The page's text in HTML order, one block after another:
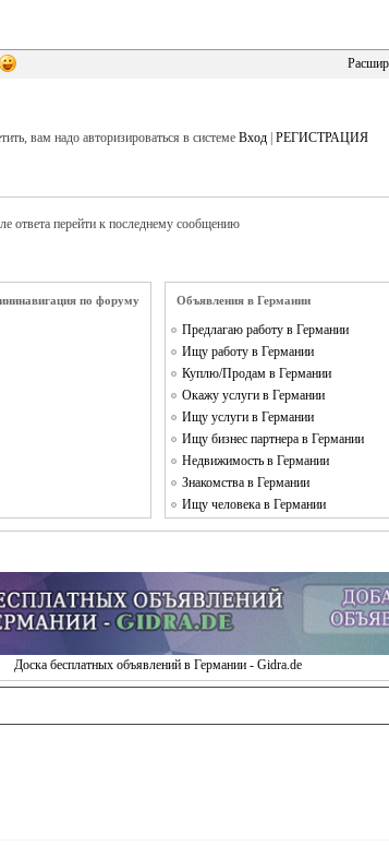
вам надо авторизироваться в системе Вход РЕГИСТРАЦИЯ
ответа перейти к последнему сообщению
по форуму Объявления в Германии
Предлагаю работу в Германии
Ищу работу в Германии
Куплю/Продам в Германии
Окажу услуги в Германии
Ищу услуги в Германии
Ищу бизнес партнера в Германии
Недвижимость в Германии
Знакомства в Германии
Ищу человека в Германии
Доска бесплатных объявлений в Германии - Gidra.de